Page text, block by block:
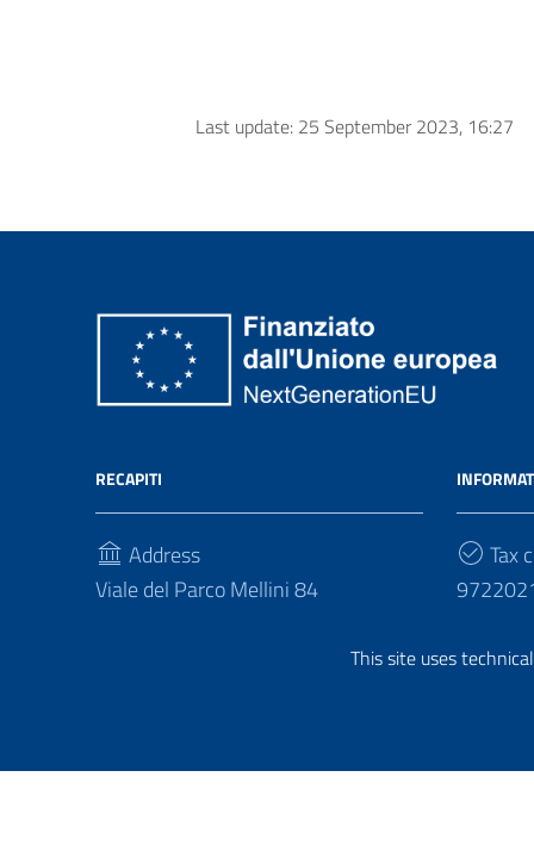
This site uses
Last update: 25 September 2023, 16:27
RECAPITI
Address
Viale del Parco Mellini 84
Tax